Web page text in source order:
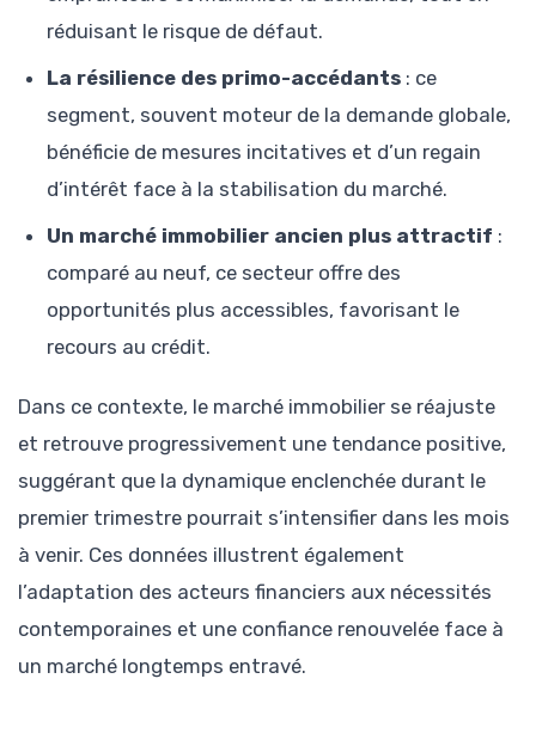
réduisant le risque de défaut.
La résilience des primo-accédants : ce
segment, souvent moteur de la demande globale,
bénéficie de mesures incitatives et d’un regain
d’intérêt face à la stabilisation du marché.
Un marché immobilier ancien plus attractif :
comparé au neuf, ce secteur offre des
opportunités plus accessibles, favorisant le
recours au crédit.
Dans ce contexte, le marché immobilier se réajuste
et retrouve progressivement une tendance positive,
suggérant que la dynamique enclenchée durant le
premier trimestre pourrait s’intensifier dans les mois
à venir. Ces données illustrent également
l’adaptation des acteurs financiers aux nécessités
contemporaines et une confiance renouvelée face à
un marché longtemps entravé.